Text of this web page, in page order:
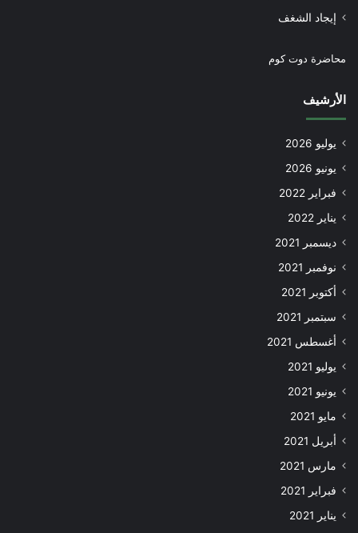
إيجاد الشغف
محاضرة دوت كوم
الأرشيف
يوليو 2026
يونيو 2026
فبراير 2022
يناير 2022
ديسمبر 2021
نوفمبر 2021
أكتوبر 2021
سبتمبر 2021
أغسطس 2021
يوليو 2021
يونيو 2021
مايو 2021
أبريل 2021
مارس 2021
فبراير 2021
يناير 2021